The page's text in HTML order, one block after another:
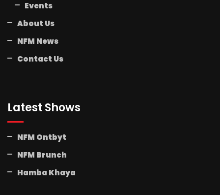
Events
About Us
NFM News
Contact Us
Latest Shows
NFM Ontbyt
NFM Brunch
Hamba Khaya